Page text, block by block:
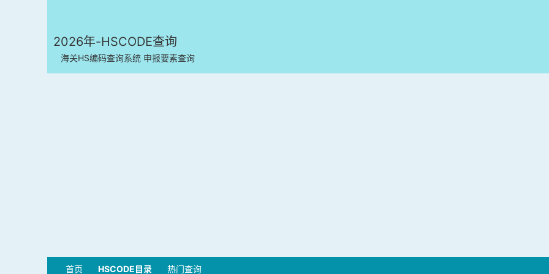
2026年-HSCODE查询
海关HS编码查询系统 申报要素查询
首页 HSCODE目录 热门查询